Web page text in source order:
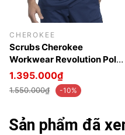
CHEROKEE
Scrubs Cherokee
Workwear Revolution Polo
Nam nhập 100% từ Mỹ
1.395.000₫
1.550.000₫ -10%
Sản phẩm đã